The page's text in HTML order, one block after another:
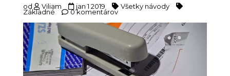
od Viliam jan 1 2019 Všetky návody
Základné 0 komentárov